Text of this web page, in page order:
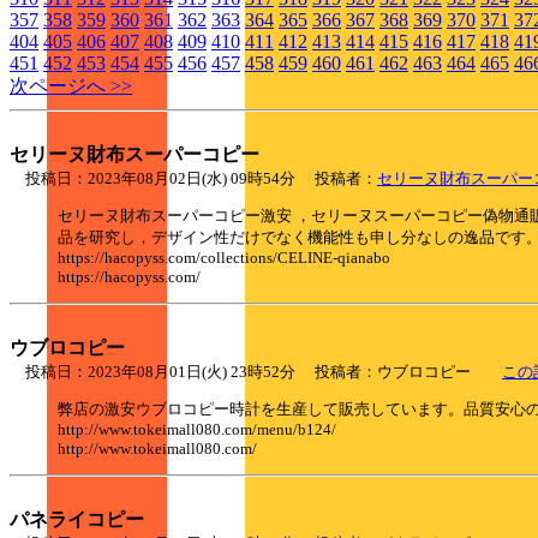
357 358 359 360 361 362 363 364 365 366 367 368 369 370 371
404 405 406 407 408 409 410 411 412 413 414 415 416 417 418
451 452 453 454 455 456 457 458 459 460 461 462 463 464 465
次ページへ >>
セリーヌ財布スーパーコピー
投稿日：2023年08月02日(水) 09時54分 投稿者： セリーヌ財布スーパー
セリーヌ財布スーパーコピー激安 ，セリーヌスーパーコピー偽物
品を研究し，デザイン性だけでなく機能性も申し分なしの逸品です
https://hacopyss.com/collections/CELINE-qianabo
https://hacopyss.com/
ウブロコピー
投稿日：2023年08月01日(火) 23時52分 投稿者：ウブロコピー この
弊店の激安ウブロコピー時計を生産して販売しています。品質安心
http://www.tokeimall080.com/menu/b124/
http://www.tokeimall080.com/
パネライコピー